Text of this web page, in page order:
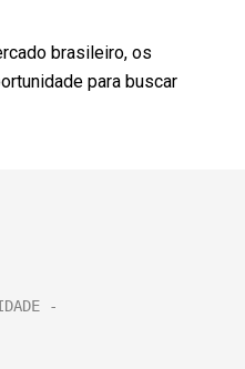
brasileiro, os
para buscar